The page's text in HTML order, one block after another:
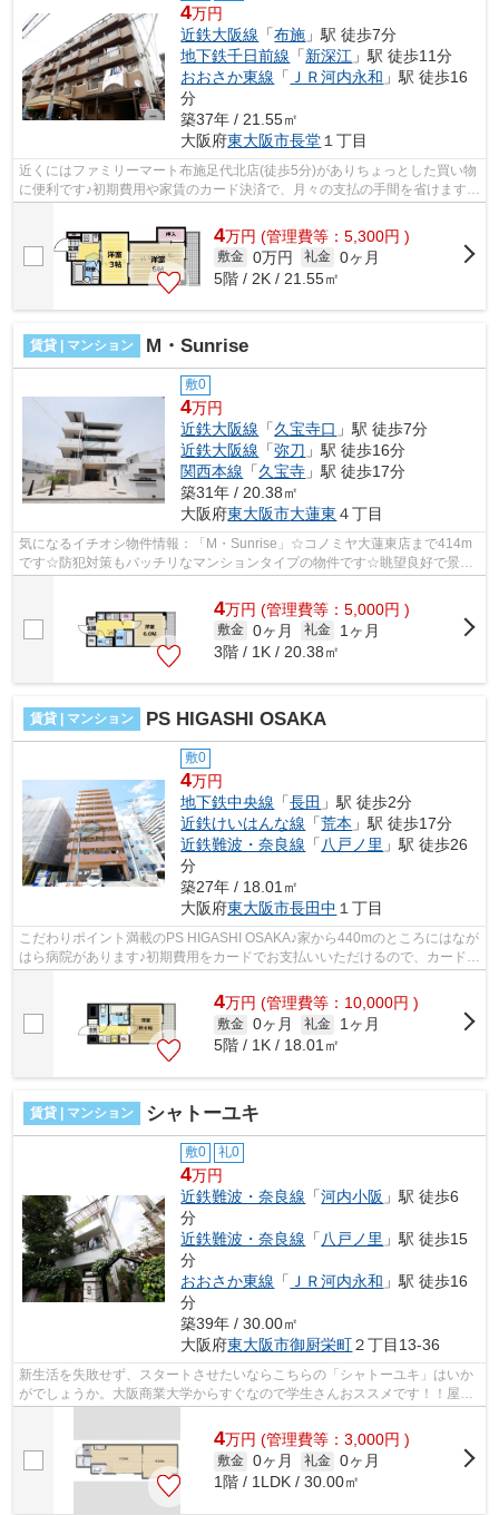
4万円
近鉄大阪線 「布施 」駅 徒歩7分
地下鉄千日前線 「新深江 」駅 徒歩11分
おおさか東線 「 ＪＲ河内永和 」駅 徒歩16
分
築37年 / 21.55㎡
大阪府東大阪市長堂１丁目
近くにはファミリーマート布施足代北店(徒歩5分)がありちょっとした買い物
に便利です♪初期費用や家賃のカード決済で、月々の支払の手間を省けます♪
4万円 (管理費等：5,300円 )
敷金 0万円 礼金 0ヶ月
5階 / 2K / 21.55㎡
賃貸 | マンション M・Sunrise
敷0
4万円
近鉄大阪線 「久宝寺口 」駅 徒歩7分
近鉄大阪線 「弥刀 」駅 徒歩16分
関西本線 「久宝寺 」駅 徒歩17分
築31年 / 20.38㎡
大阪府東大阪市大蓮東 ４丁目
気になるイチオシ物件情報：「M・Sunrise」☆コノミヤ大蓮東店まで414m
です☆防犯対策もバッチリなマンションタイプの物件です☆眺望良好で景色
4万円 (管理費等：5,000円 )
敷金 0ヶ月 礼金
1ヶ月
3階 / 1K / 20.38㎡
賃貸 | マンション PS HIGASHI OSAKA
敷0
4万円
地下鉄中央線 「長田 」駅 徒歩2分
近鉄けいはんな線 「荒本 」駅 徒歩17分
近鉄難波・奈良線 「 八戸ノ里 」駅 徒歩26
分
築27年 / 18.01㎡
大阪府東大阪市長田中 １丁目
こだわりポイント満載のPS HIGASHI OSAKA♪家から440mのところにはなが
はら病院があります♪初期費用をカードでお支払いいただけるので、カードで
決済したい方にもおすすめです♪素敵な景...
4万円 (管理費等：10,000円 )
敷金 0ヶ月 礼金
1ヶ月
5階 / 1K / 18.01㎡
賃貸 | マンション シャトーユキ
敷0 礼0
4万円
近鉄難波・奈良線 「河内小阪 」駅 徒歩6
分
近鉄難波・奈良線 「 八戸ノ里 」駅 徒歩15
分
おおさか東線 「 ＪＲ河内永和 」駅 徒歩16
分
築39年 / 30.00㎡
大阪府東大阪市御厨栄町２丁目13-36
新生活を失敗せず、スタートさせたいならこちらの「シャトーユキ」はいか
がでしょうか。大阪商業大学からすぐなので学生さんおススメです！！屋根
付き駐輪場・コインランドリーがある...
4万円 (管理費等：3,000円 )
敷金 0ヶ月 礼金 0ヶ月
1階 / 1LDK / 30.00㎡